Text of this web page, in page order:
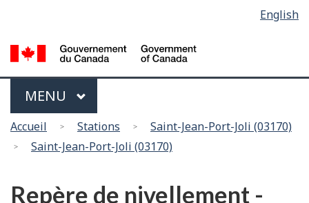
main
content
la
version
HTML
la
langue
English
Menu
MAIN
MENU
Vous
êtes
Accueil Stations
Saint-Jean-Port-Joli (03170)
Saint-Jean-Port-Joli (03170)
Repère de nivellement -